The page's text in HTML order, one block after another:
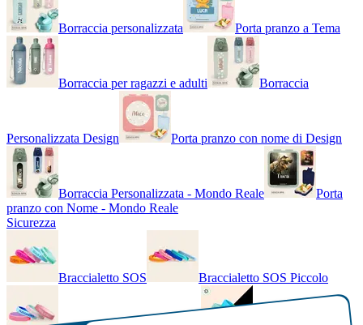
Borraccia personalizzata Porta pranzo a Tema
Borraccia per ragazzi e adulti Borraccia
Personalizzata Design Porta pranzo con nome di Design
Borraccia Personalizzata - Mondo Reale
Porta
pranzo con Nome - Mondo Reale
Sicurezza
Braccialetto SOS Braccialetto SOS Piccolo